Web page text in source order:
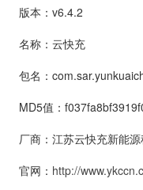
版本：v6.4.2
名称：云快充
包名：
MD5值：
厂商：江苏云快充新能
官网： http://